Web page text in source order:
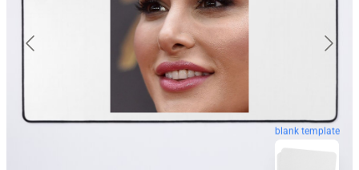
blank template